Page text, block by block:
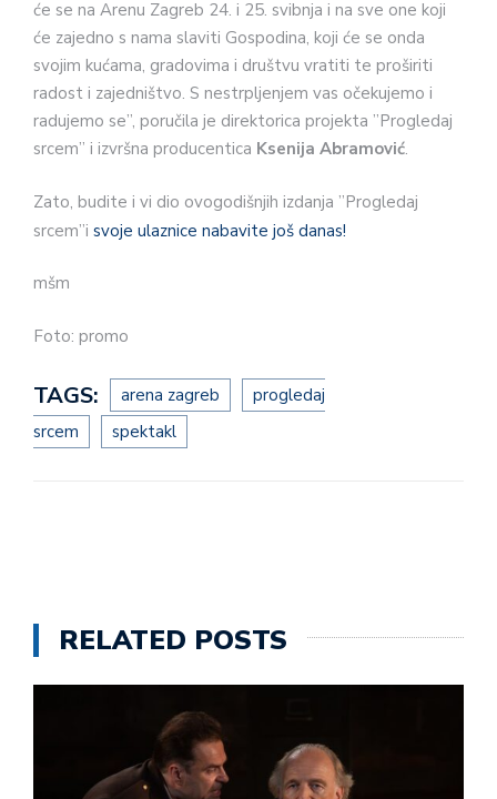
će se na Arenu Zagreb 24. i 25. svibnja i na sve one koji
će zajedno s nama slaviti Gospodina, koji će se onda
svojim kućama, gradovima i društvu vratiti te proširiti
radost i zajedništvo. S nestrpljenjem vas očekujemo i
radujemo se”, poručila je direktorica projekta ”Progledaj
srcem” i izvršna producentica Ksenija Abramović.
Zato, budite i vi dio ovogodišnjih izdanja ”Progledaj
srcem”i svoje ulaznice nabavite još danas!
mšm
Foto: promo
TAGS: arena zagreb
progledaj
srcem
spektakl
RELATED POSTS